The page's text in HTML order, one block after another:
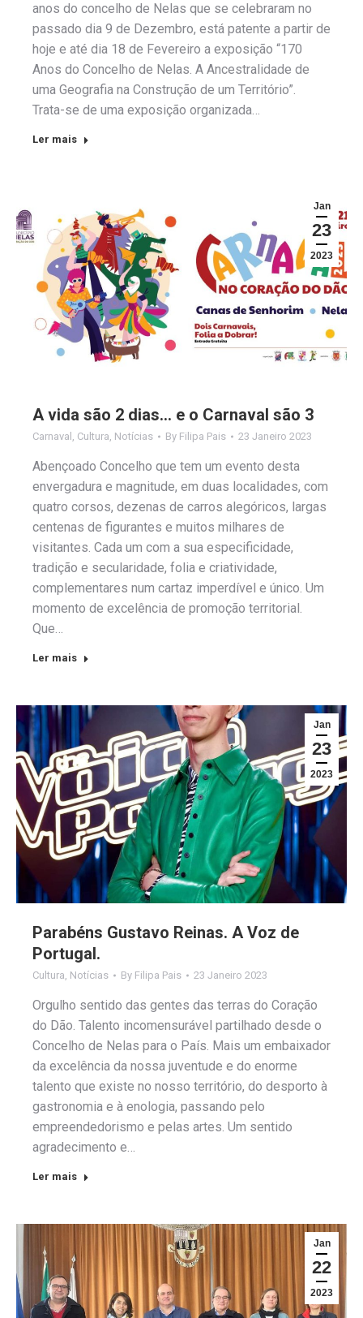
anos do concelho de Nelas que se celebraram no
passado dia 9 de Dezembro, está patente a partir de
hoje e até dia 18 de Fevereiro a exposição “170
Anos do Concelho de Nelas. A Ancestralidade de
uma Geografia na Construção de um Território”.
Trata-se de uma exposição organizada…
Ler mais
Jan
23
2023
A vida são 2 dias… e o Carnaval são 3
Carnaval Cultura Notícias By Filipa Pais 23 Janeiro 2023
Abençoado Concelho que tem um evento desta
envergadura e magnitude, em duas localidades, com
quatro corsos, dezenas de carros alegóricos, largas
centenas de figurantes e muitos milhares de
visitantes. Cada um com a sua especificidade,
tradição e secularidade, folia e criatividade,
complementares num cartaz imperdível e único. Um
momento de excelência de promoção territorial.
Que…
Ler mais
Jan
23
2023
Parabéns Gustavo Reinas. A Voz de
Portugal.
Cultura, Notícias By Filipa Pais 23 Janeiro 2023
Orgulho sentido das gentes das terras do Coração
do Dão. Talento incomensurável partilhado desde o
Concelho de Nelas para o País. Mais um embaixador
da excelência da nossa juventude e do enorme
talento que existe no nosso território, do desporto à
gastronomia e à enologia, passando pelo
empreendedorismo e pelas artes. Um sentido
agradecimento e…
Ler mais
Jan
22
2023